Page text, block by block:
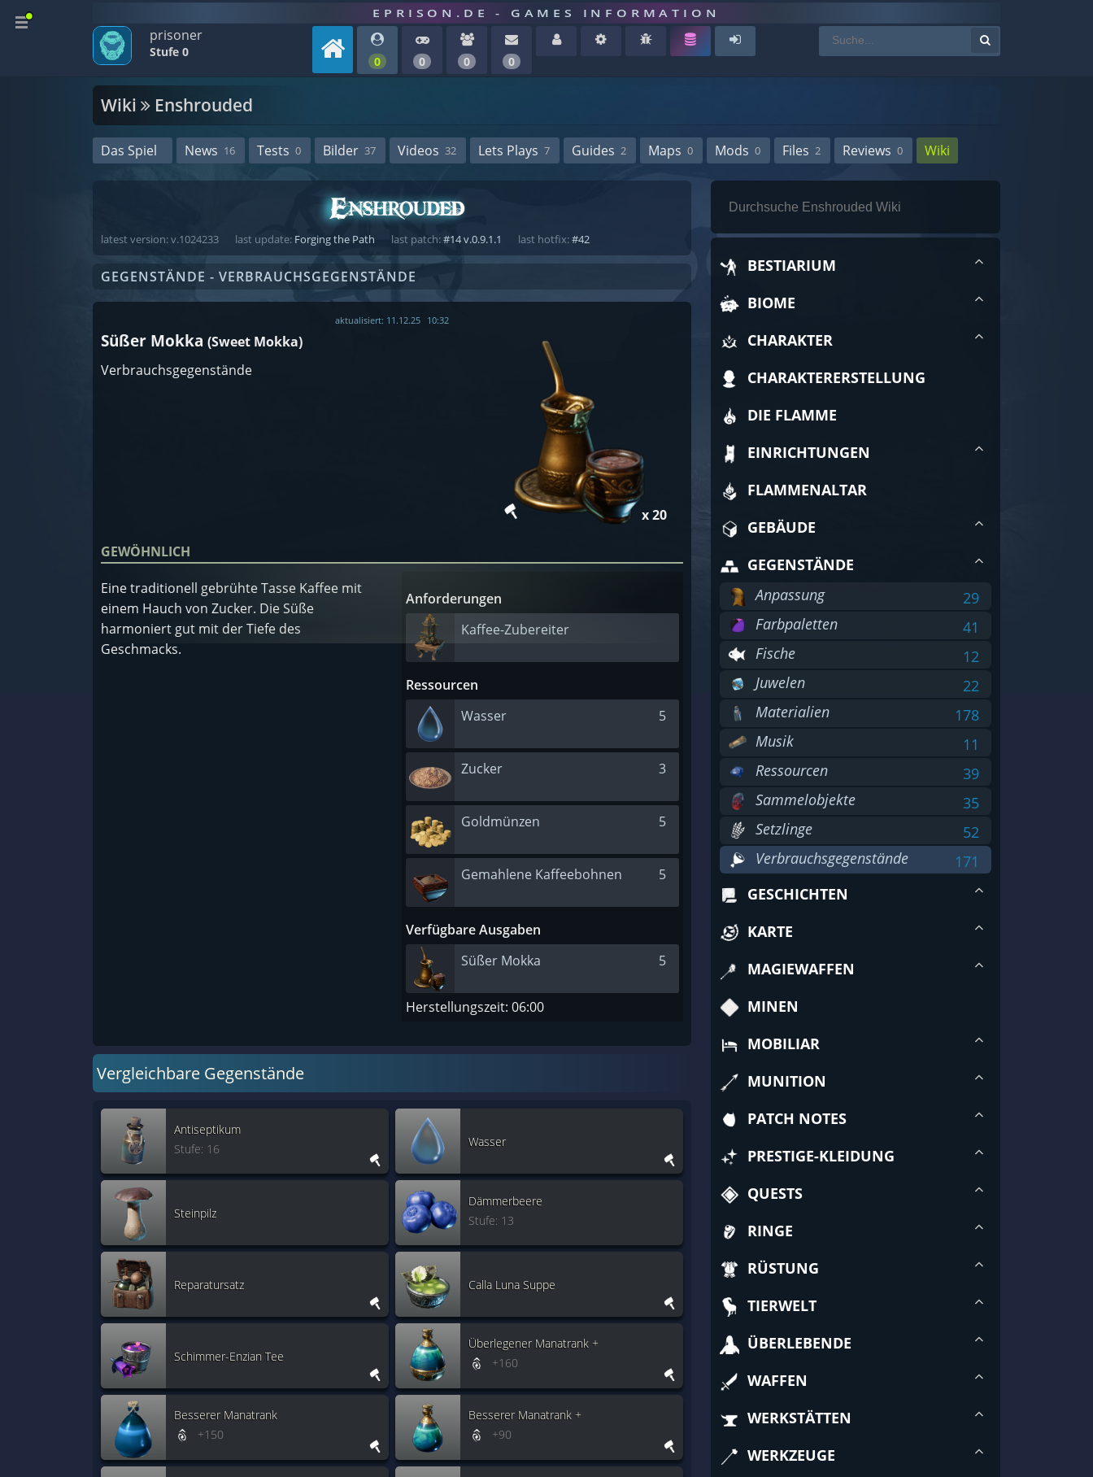
EPRISON.DE - GAMES INFORMATION
prisoner
Stufe 0
0 0 0 0
Wiki Enshrouded
Das Spiel News 16 Tests 0 Bilder 37 Videos 32 Lets Plays 7 Guides 2 Maps 0 Mods 0 Files 2 Reviews 0 Wiki
latest version: v.1024233 last update: Forging the Path last patch:#14 v.0.9.1.1 last hotfix:#42
GEGENSTÄNDE - VERBRAUCHSGEGENSTÄNDE
aktualisiert: 11.12.25 10:32
Süßer Mokka (Sweet Mokka)
Verbrauchsgegenstände
x 20
GEWÖHNLICH
Eine traditionell gebrühte Tasse Kaffee mit
einem Hauch von Zucker. Die Süße
harmoniert gut mit der Tiefe des
Geschmacks.
Anforderungen
Kaffee-Zubereiter
Ressourcen
Wasser
5
Zucker 3
Goldmünzen 5
Gemahlene Kaffeebohnen 5
Verfügbare Ausgaben
Süßer Mokka
5
Herstellungszeit: 06:00
Vergleichbare Gegenstände
Antiseptikum
Stufe: 16
Wasser
Steinpilz
Dämmerbeere
Stufe: 13
Reparatursatz Calla Luna Suppe
Schimmer-Enzian Tee
Überlegener Manatrank +
+160
Besserer Manatrank
+150
Besserer Manatrank +
+90
BESTIARIUM
BIOME
CHARAKTER
CHARAKTERERSTELLUNG
DIE FLAMME
EINRICHTUNGEN
FLAMMENALTAR
GEBÄUDE
GEGENSTÄNDE
Anpassung
29
Farbpaletten
41
Fische
12
Juwelen
22
Materialien
178
Musik
11
Ressourcen
39
Sammelobjekte
35
Setzlinge
52
Verbrauchsgegenstände
171
GESCHICHTEN
KARTE
MAGIEWAFFEN
MINEN
MOBILIAR
MUNITION
PATCH NOTES
PRESTIGE-KLEIDUNG
QUESTS
RINGE
RÜSTUNG
TIERWELT
ÜBERLEBENDE
WAFFEN
WERKSTÄTTEN
WERKZEUGE